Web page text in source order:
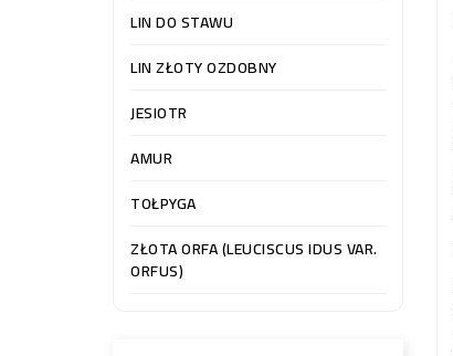
LIN DO STAWU
LIN ZŁOTY OZDOBNY
JESIOTR
AMUR
TOŁPYGA
ZŁOTA ORFA (LEUCISCUS IDUS VAR.
ORFUS)